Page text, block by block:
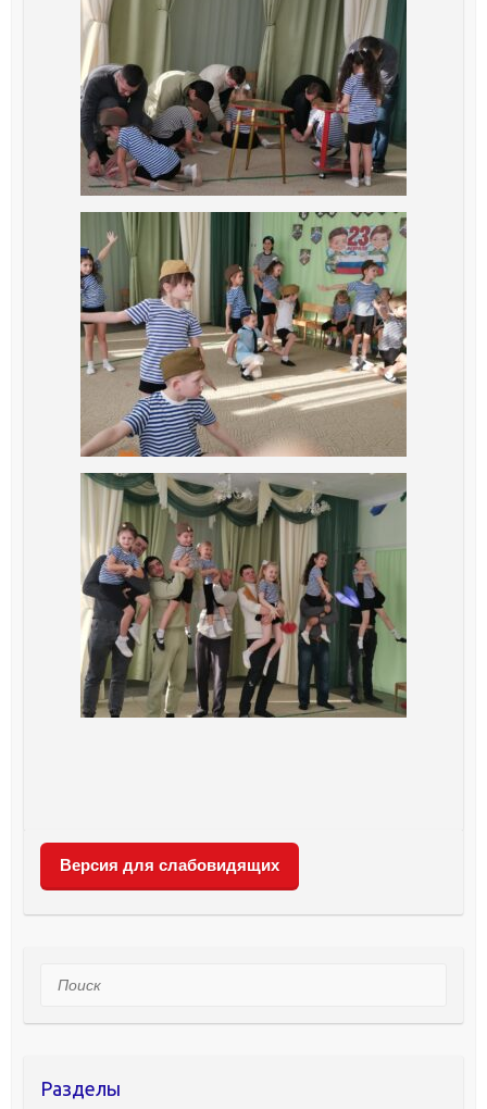
Версия для слабовидящих
Поиск
Разделы